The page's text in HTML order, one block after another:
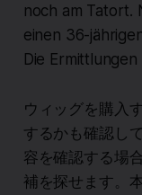
noch am Tatort.
einen 36-
Die
ウィッグを購入
するかも確認し
容を確認する場合
補を探せます。